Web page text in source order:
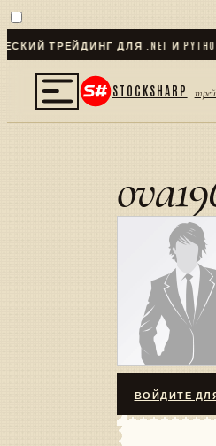
ТРЕЙДИНГ ДЛЯ .NET И PYTHON
STOCKSHARP
ВОЙДИТЕ